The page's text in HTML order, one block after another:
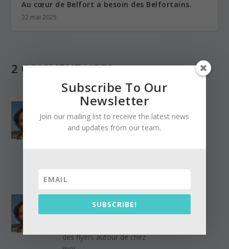
Au cœur de Belfort a besoin des Belfortains.
22 mai 2025
2 COMMENTAIRES
MyStiCCooLmAn sur 7
février 2025 à 16h09
MàJ : Les flyers arriveront
MyStiCCooLmAn
février 2025 à 6h18
des flyers autour de chez
Subscribe To Our
Newsletter
Join our mailing list to receive the latest news
and updates from our team.
SUBSCRIBE!